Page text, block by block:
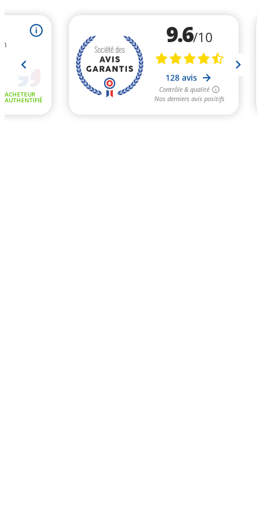
i
ACHETEUR
AUTHENTIFIÉ
9.6/10
128 avis
Contrôle & qualité
Nos derniers avis positifs